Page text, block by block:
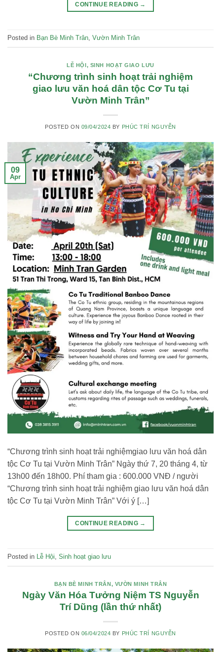
CONTINUE READING →
Posted in Bạn Bè Minh Trân, Vườn Minh Trân
LỄ HỘI, SINH HOẠT GIAO LƯU
“Chương trình sinh hoạt trải nghiệm
giao lưu văn hoá dân tộc Cơ Tu tại
Vườn Minh Trân”
POSTED ON 09/04/2024 BY PHÚC TRÍ NGUYỄN
09
Apr
“Chương trình sinh hoạt trải nghiệmgiao lưu văn hoá dân
tộc Cơ Tu tại Vườn Minh Trân” Ngày thứ 7, 20 tháng 4, từ
13h00 đến 18h00. Phí tham gia : 600.000 VNĐ / người
“Chương trình sinh hoạt trải nghiệm giao lưu văn hoá dân
tộc Cơ Tu tại Vườn Minh Trân” Với ý […]
CONTINUE READING →
Posted in Lễ Hội, Sinh hoạt giao lưu
BẠN BÈ MINH TRÂN, VƯỜN MINH TRÂN
Ngày Văn Hóa Tưởng Niệm TS Nguyễn
Trí Dũng (lần thứ nhất)
POSTED ON 06/04/2024 BY PHÚC TRÍ NGUYỄN